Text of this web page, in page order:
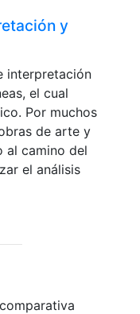
y
interpretación
el cual
Por muchos
de arte y
al camino del
el análisis